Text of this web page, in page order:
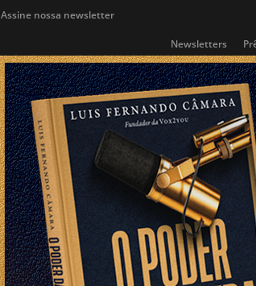
Assine nossa newsletter
Newsletters